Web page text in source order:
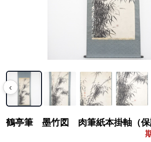
‹
鶴亭筆 墨竹図 肉筆紙本掛軸（保